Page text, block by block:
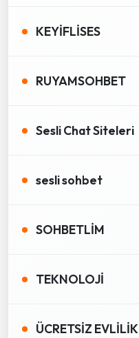
KEYİFLİSES
RUYAMSOHBET
Sesli Chat Siteleri
sesli sohbet
SOHBETLİM
TEKNOLOJİ
ÜCRETSİZ EVLİLİK